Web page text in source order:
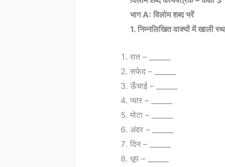
भाग A: विलोम शब्द भरें
1. निम्नलिखित वाक्यों में खाली
रात – ______
सफेद – ______
ऊँचाई – ______
प्यार – ______
मोटा – ______
अंदर – ______
दिन – ______
धूप – ______